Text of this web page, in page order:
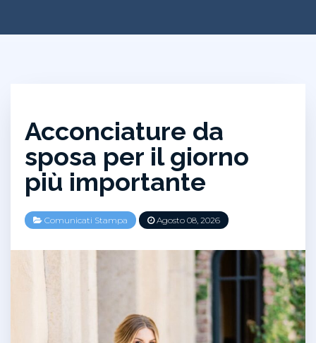
Acconciature da
sposa per il giorno
più importante
Comunicati Stampa Agosto 08, 2026